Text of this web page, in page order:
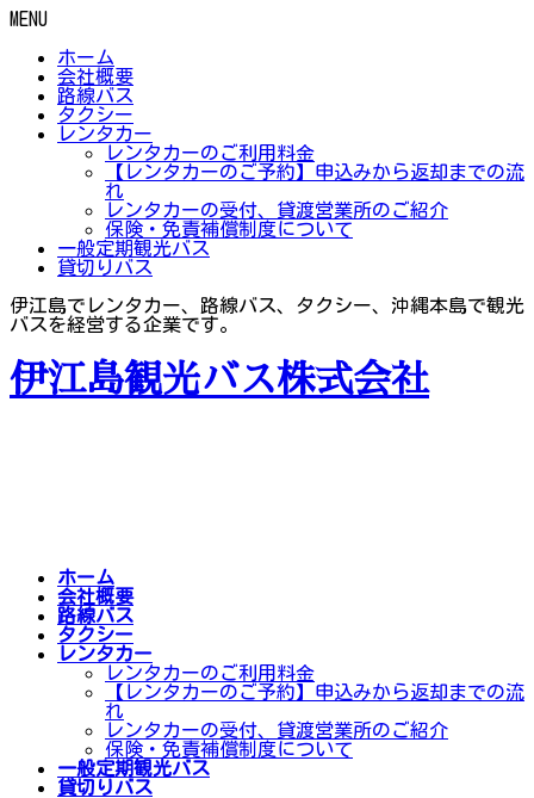
MENU
ホーム
会社概要
路線バス
タクシー
レンタカー
レンタカーのご利用料金
【レンタカーのご予約】申込みから返却までの流
れ
レンタカーの受付、貸渡営業所のご紹介
保険・免責補償制度について
一般定期観光バス
貸切りバス
伊江島でレンタカー、路線バス、タクシー、沖縄本島で観光
バスを経営する企業です。
伊江島観光バス株式会社
ホーム
会社概要
路線バス
タクシー
レンタカー
レンタカーのご利用料金
【レンタカーのご予約】申込みから返却までの流
れ
レンタカーの受付、貸渡営業所のご紹介
保険・免責補償制度について
一般定期観光バス
貸切りバス